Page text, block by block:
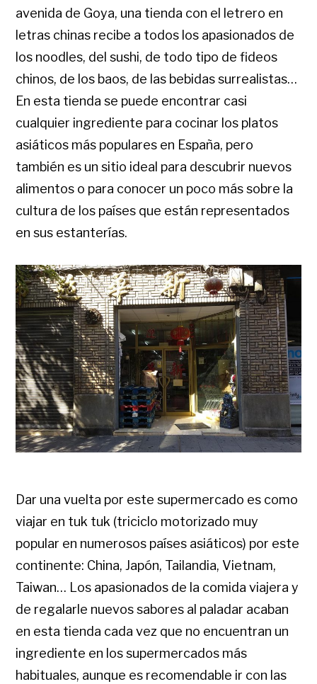
avenida de Goya, una tienda con el letrero en
letras chinas recibe a todos los apasionados de
los noodles, del sushi, de todo tipo de fideos
chinos, de los baos, de las bebidas surrealistas…
En esta tienda se puede encontrar casi
cualquier ingrediente para cocinar los platos
asiáticos más populares en España, pero
también es un sitio ideal para descubrir nuevos
alimentos o para conocer un poco más sobre la
cultura de los países que están representados
en sus estanterías.
Dar una vuelta por este supermercado es como
viajar en tuk tuk (triciclo motorizado muy
popular en numerosos países asiáticos) por este
continente: China, Japón, Tailandia, Vietnam,
Taiwan… Los apasionados de la comida viajera y
de regalarle nuevos sabores al paladar acaban
en esta tienda cada vez que no encuentran un
ingrediente en los supermercados más
habituales, aunque es recomendable ir con las